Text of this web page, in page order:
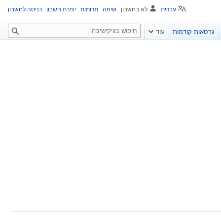
עברית לא בחשבון שיחה תרומות יצירת חשבון כניסה לחשבון
גרסאות קודמות עוד
ח
י